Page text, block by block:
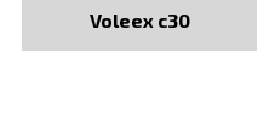
Voleex c30